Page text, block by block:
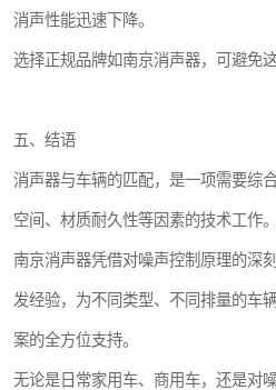
消声性能迅速下降。
选择正规品牌如南京消声器，可避免这
五、结语
消声器与车辆的匹配，是一项需要综
空间、材质耐久性等因素的技术工作。
南京消声器凭借对噪声控制原理的深
发经验，为不同类型、不同排量的车
案的全方位支持。
无论是日常家用车、商用车，还是对